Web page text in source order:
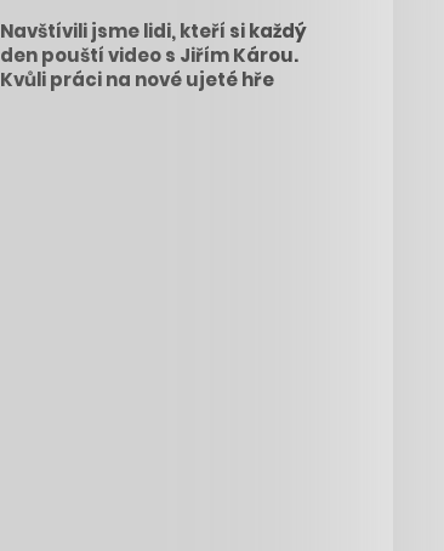
Navštívili jsme lidi, kteří si každý
den pouští video s Jiřím Károu.
Kvůli práci na nové ujeté hře